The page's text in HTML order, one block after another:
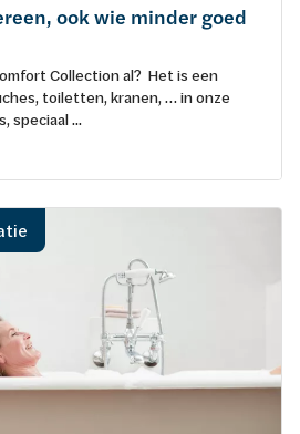
ook wie minder goed
Collection al? Het is een
toiletten, kranen, … in onze
speciaal ...